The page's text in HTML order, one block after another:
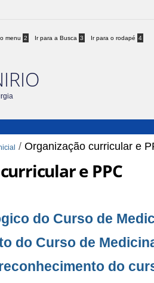
menu 2 Ir para a Busca 3 Ir para o rodapé 4
/Organização curricular e
e PPC
do Curso de
do Curso de
do